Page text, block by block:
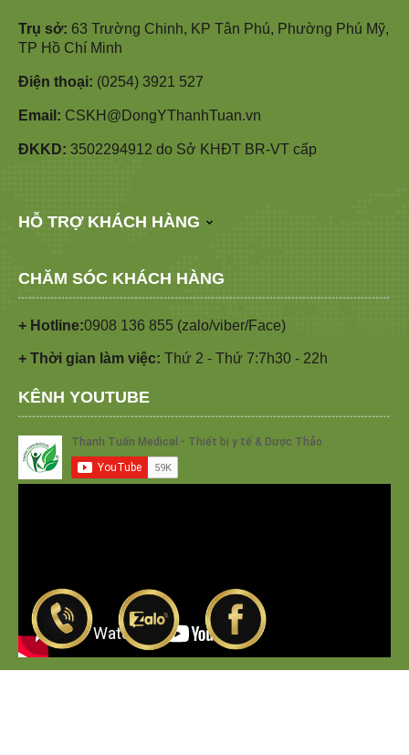
Trụ sở: 63 Trường Chinh, KP Tân Phú, Phường Phú Mỹ,
TP Hồ Chí Minh
Điện thoại: (0254) 3921 527
Email: CSKH@DongYThanhTuan.vn
ĐKKD: 3502294912 do Sở KHĐT BR-VT cấp
HỖ TRỢ KHÁCH HÀNG
CHĂM SÓC KHÁCH HÀNG
+ Hotline:0908 136 855 (zalo/viber/Face)
+ Thời gian làm việc: Thứ 2 - Thứ 7:7h30 - 22h
KÊNH YOUTUBE